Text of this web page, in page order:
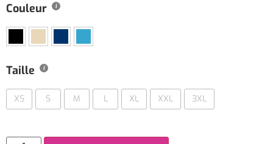
Couleur
Taille
XS S M L XL XXL 3XL